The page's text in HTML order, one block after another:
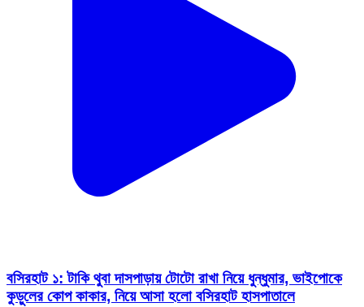
বসিরহাট ১: টাকি থুবা দাসপাড়ায় টোটো রাখা নিয়ে ধুন্ধুমার, ভাইপোকে
কুড়ুলের কোপ কাকার, নিয়ে আসা হলো বসিরহাট হাসপাতালে